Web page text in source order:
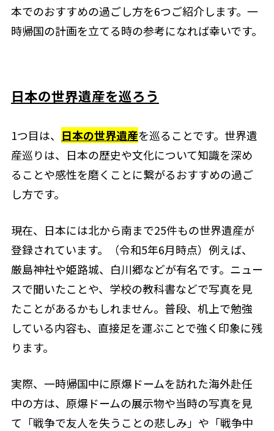
本でのおすすめの過ごし方を6つご紹介します。一
時帰国の計画を立てる時の参考になれば幸いです。
日本の世界遺産を巡ろう
1つ目は、 日本の世界遺産を巡ることです。世界遺
産巡りは、日本の歴史や文化について知識を深め
ることや感性を磨くことに繋がるおすすめの過ご
し方です。
現在、日本には北から南まで25件もの世界遺産が
登録されています。（令和5年6月時点）例えば、
厳島神社や姫路城、白川郷などが有名です。ニュー
スで聞いたことや、学校の教科書などで写真を見
たことがあるかもしれません。普段、机上で勉強
している内容も、直接足を運ぶことで強く印象に残
ります。
実際、一時帰国中に原爆ドームを訪れた海外赴任
中の方は、原爆ドームの展示物や当時の写真を見
て「戦争で友人を失うことの悲しみ」や「戦争中